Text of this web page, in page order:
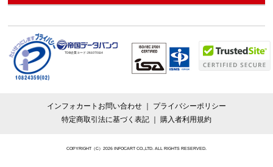
TDB企業コード:261070114
インフォカートお問い合わせ
プライバシーポリシー
特定商取引法に基づく表記
購入者利用規約
COPYRIGHT（C）2026 INFOCART CO.,LTD. ALL RIGHTS RESERVED.